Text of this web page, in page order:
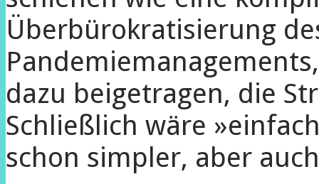
Überbürokratisierung
dazu beigetragen, die
Schließlich wäre
schon simpler, aber